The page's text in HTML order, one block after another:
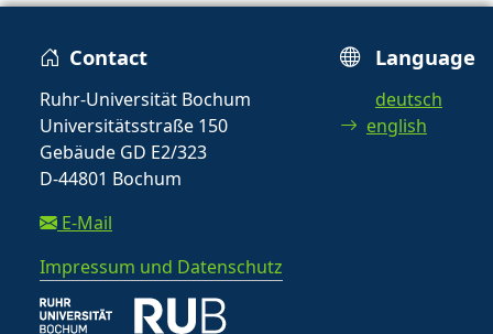
Contact
Ruhr-Universität Bochum
Universitätsstraße 150
Gebäude GD E2/323
D-44801 Bochum
E-Mail
Impressum und Datenschutz
Language
deutsch
english